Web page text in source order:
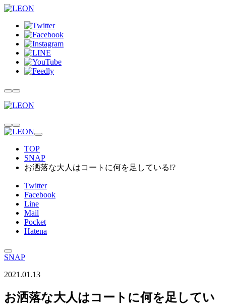
TOP
SNAP
お洒落な大人はコートに何を足している!?
Twitter
Facebook
Line
Mail
Pocket
Hatena
SNAP
2021.01.13
お洒落な大人はコートに何を足してい